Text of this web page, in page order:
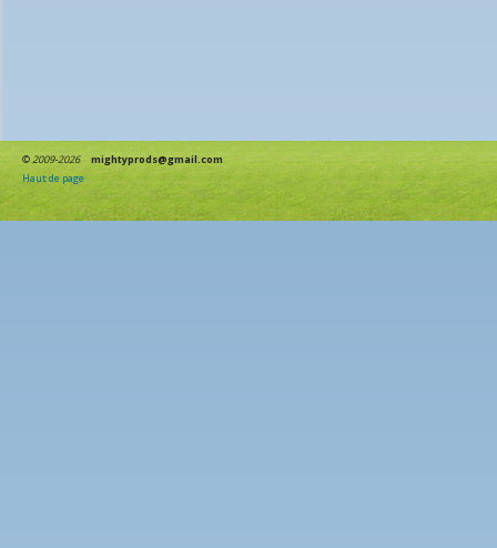
©2009-2026
mightyprods@gmail.com
Haut de page